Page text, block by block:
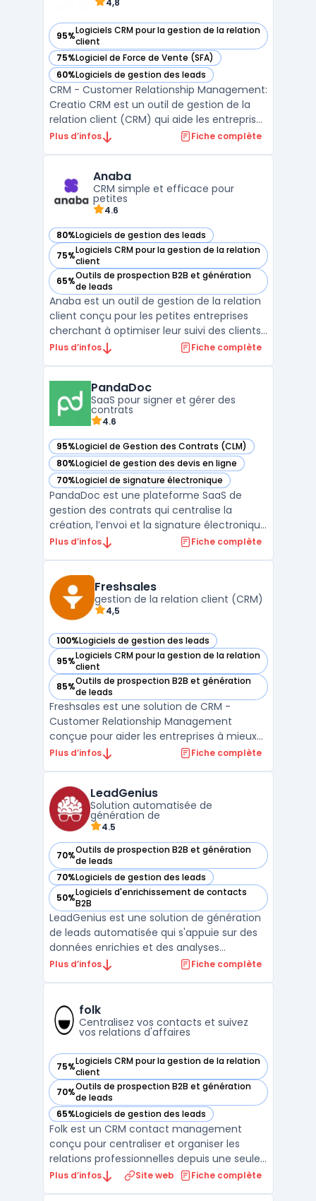
95%Logiciels CRM pour la gestion de la relation
client
— voir Creatio CRM dans cette catégorie
75%Logiciel de Force de Vente (SFA)
— voir Creatio CRM dans cette catégorie
60%Logiciels de gestion des leads
— voir Creatio CRM dans cette catégorie
CRM - Customer Relationship Management:
Creatio CRM est un outil de gestion de la
relation client (CRM) qui aide les entreprises
à gérer efficacement toutes les
les ventes, le marketing et le service client
à partir ...
Plus d’infos Fiche complète
Anaba
CRM simple et efficace pour
petites
4.6
80%Logiciels de gestion des leads
— voir Anaba dans cette catégorie
75%Logiciels CRM pour la gestion de la relation
client
— voir Anaba dans cette catégorie
65%Outils de prospection B2B et génération
de leads
— voir Anaba dans cette catégorie
Anaba est un outil de gestion de la relation
client conçu pour les petites entreprises
cherchant à optimiser leur suivi des clients
et à améliorer leurs performances
permet une prise en main rapide et
efficace, re ...
Plus d’infos Fiche complète
PandaDoc
SaaS pour signer et gérer des
contrats
4.6
95%Logiciel de Gestion des Contrats (CLM)
— voir PandaDoc dans cette catégorie
80%Logiciel de gestion des devis en ligne
— voir PandaDoc dans cette catégorie
70%Logiciel de signature électronique
— voir PandaDoc dans cette catégorie
PandaDoc est une plateforme SaaS de
gestion des contrats qui centralise la
création, l’envoi et la signature électronique
de documents commerciaux et juridiques.
signatures numériques sur tout support,
avec suivi ...
Plus d’infos Fiche complète
Freshsales
gestion de la relation client (CRM)
4,5
100%Logiciels de gestion des leads
— voir Freshsales dans cette catégorie
95%Logiciels CRM pour la gestion de la relation
client
— voir Freshsales dans cette catégorie
85%Outils de prospection B2B et génération
de leads
— voir Freshsales dans cette catégorie
Freshsales est une solution de CRM -
Customer Relationship Management
conçue pour aider les entreprises à mieux
gérer leur processus de vente. Elle offre des
pipelines de vente et des rapports
analytiques pour aid ...
Plus d’infos Fiche complète
LeadGenius
Solution automatisée de
génération de
4.5
70%Outils de prospection B2B et génération
de leads
— voir LeadGenius dans cette catégorie
70%Logiciels de gestion des leads
— voir LeadGenius dans cette catégorie
50%Logiciels d'enrichissement de contacts
B2B
— voir LeadGenius dans cette catégorie
LeadGenius est une solution de génération
de leads automatisée qui s'appuie sur des
données enrichies et des analyses
avancées pour améliorer les processus de
données précises et actualisées sur les
prospects, ce qu ...
Plus d’infos Fiche complète
folk
Centralisez vos contacts et suivez
vos relations d'affaires
75%Logiciels CRM pour la gestion de la relation
client
— voir folk dans cette catégorie
70%Outils de prospection B2B et génération
de leads
— voir folk dans cette catégorie
65%Logiciels de gestion des leads
— voir folk dans cette catégorie
Folk est un CRM contact management
conçu pour centraliser et organiser les
relations professionnelles depuis une seule
interface. Destiné aux équipes de petite
Plus d’infos Site web Fiche complète